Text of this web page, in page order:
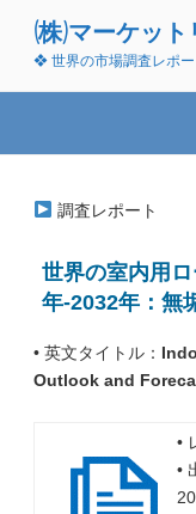
ン
(株)マーケッ
❖ 世界の市場調査レポ
調査レポート
世界の室内用
年-2032年：無
• 英文タイトル：
Outlook and
•
•